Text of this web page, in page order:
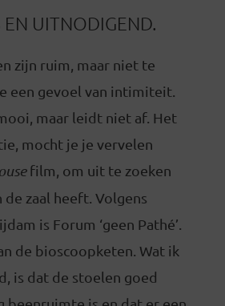
EN UITNODIGEND.
zijn ruim, maar niet te
een gevoel van intimiteit.
maar leidt niet af. Het
mocht je je vervelen
film, om uit te zoeken
zaal heeft. Volgens
is Forum ‘geen Pathé’.
de bioscoopketen. Wat ik
is dat de stoelen goed